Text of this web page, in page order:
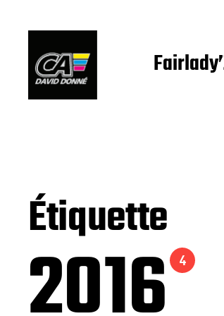
Étiquette
4